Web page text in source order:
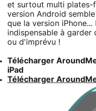
et surtout multi plates-
version Android
que la version
indispensable à garder
ou d'imprévu !
Télécharger
iPad
Télécharger